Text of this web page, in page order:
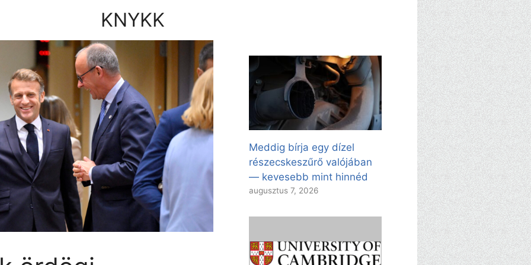
KNYKK
Meddig bírja egy dízel
részecskeszűrő valójában
— kevesebb mint hinnéd
augusztus 7, 2026